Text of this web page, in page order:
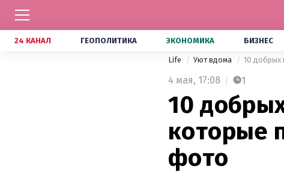
24 КАНАЛ ГЕОПОЛИТИКА ЭКОНОМИКА БИЗНЕС
Life Уют вдома 10 добрых
4 мая, 17:08 1
10
которые
фото